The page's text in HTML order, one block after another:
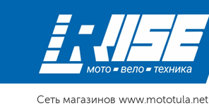
Сеть магазинов www.mototula.net